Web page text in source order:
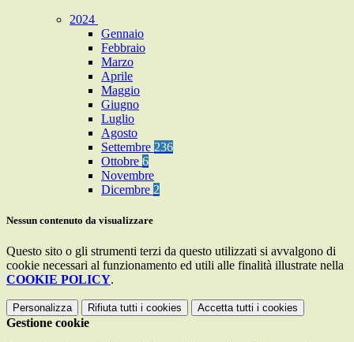
2024
Gennaio
Febbraio
Marzo
Aprile
Maggio
Giugno
Luglio
Agosto
Settembre 236
Ottobre 6
Novembre
Dicembre 2
Nessun contenuto da visualizzare
Questo sito o gli strumenti terzi da questo utilizzati si avvalgono di
cookie necessari al funzionamento ed utili alle finalità illustrate nella
COOKIE POLICY.
Personalizza Rifiuta tutti i cookies Accetta tutti i cookies
Gestione cookie